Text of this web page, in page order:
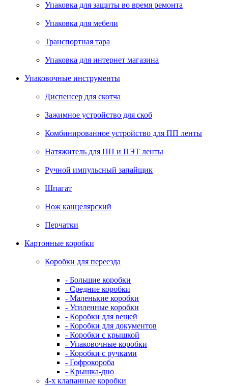
Упаковка для защиты во время ремонта
Упаковка для мебели
Транспортная тара
Упаковка для интернет магазина
Упаковочные инструменты
Диспенсер для скотча
Зажимное устройство для скоб
Комбинированное устройство для ПП ленты
Натяжитель для ПП и ПЭТ ленты
Ручной импульсный запайщик
Шпагат
Нож канцелярский
Перчатки
Картонные коробки
Коробки для переезда
- Большие коробки
- Средние коробки
- Маленькие коробки
- Усиленные коробки
- Коробки для вещей
- Коробки для документов
- Коробки с крышкой
- Упаковочные коробки
- Коробки с ручками
- Гофрокороба
- Крышка-дно
4-х клапанные коробки